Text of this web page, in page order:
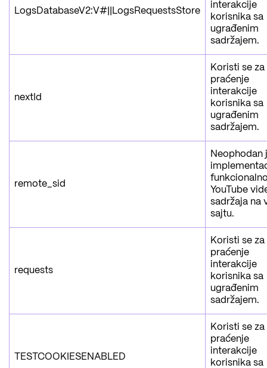
LogsDatabaseV2:V#||LogsRequestsStore
interakcije
korisnika sa
ugrađenim
sadržajem.
nextId
Koristi se za
praćenje
interakcije
korisnika sa
ugrađenim
sadržajem.
remote_sid
Neophodan
YouTube
sadržaja na
sajtu.
requests
Koristi se za
praćenje
interakcije
korisnika sa
ugrađenim
sadržajem.
TESTCOOKIESENABLED
Koristi se za
praćenje
interakcije
korisnika sa